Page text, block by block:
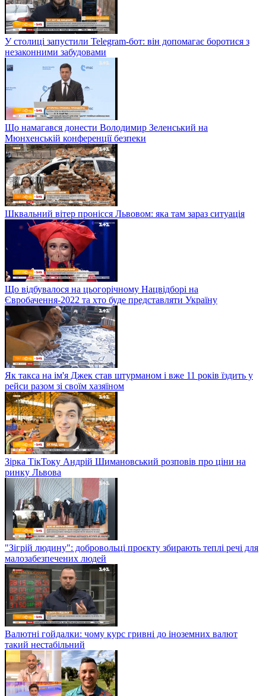
У столиці запустили Telegram-бот: він допомагає боротися з
незаконними забудовами
Що намагався донести Володимир Зеленський на
Мюнхенській конференції безпеки
Шквальний вітер пронісся Львовом: яка там зараз ситуація
Що відбувалося на цьогорічному Нацвідборі на
Євробачення-2022 та хто буде представляти Україну
Як такса на ім'я Джек став штурманом і вже 11 років їздить у
рейси разом зі своїм хазяїном
Зірка ТікТоку Андрій Шимановський розповів про ціни на
ринку Львова
"Зігрій людину": добровольці проєкту збирають теплі речі для
малозабезпечених людей
Валютні гойдалки: чому курс гривні до іноземних валют
такий нестабільний